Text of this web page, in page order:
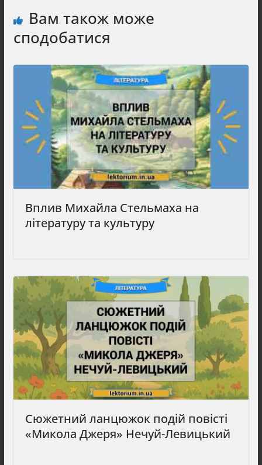
Вам також може
сподобатися
Вплив Михайла Стельмаха на
літературу та культуру
Сюжетний ланцюжок подій повісті
«Микола Джеря» Нечуй-Левицький